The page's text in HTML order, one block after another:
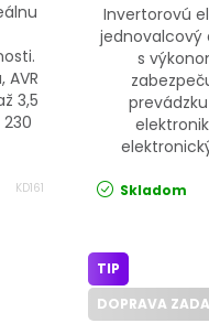
3,5
KD161
Invertorovú
s
Skladom
TIP
DOPRAVA